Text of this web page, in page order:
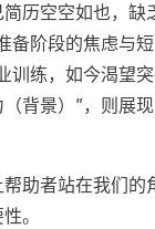
历空空如也，缺
备阶段的焦虑与短
训练，如今渴望
背景）”，则展
助者站在我们的
。